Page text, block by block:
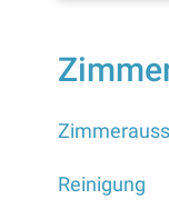
Reinigung